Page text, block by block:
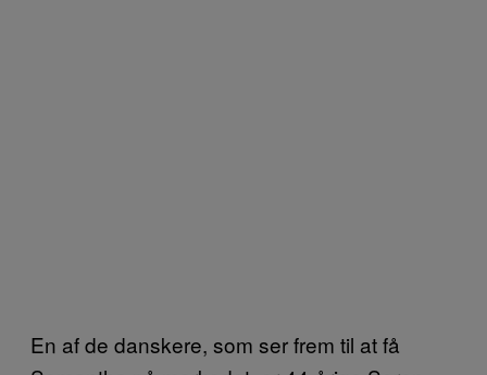
En af de danskere, som ser frem til at få